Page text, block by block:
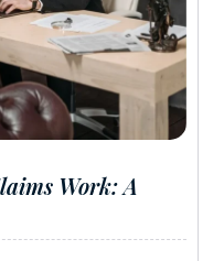
Work: A